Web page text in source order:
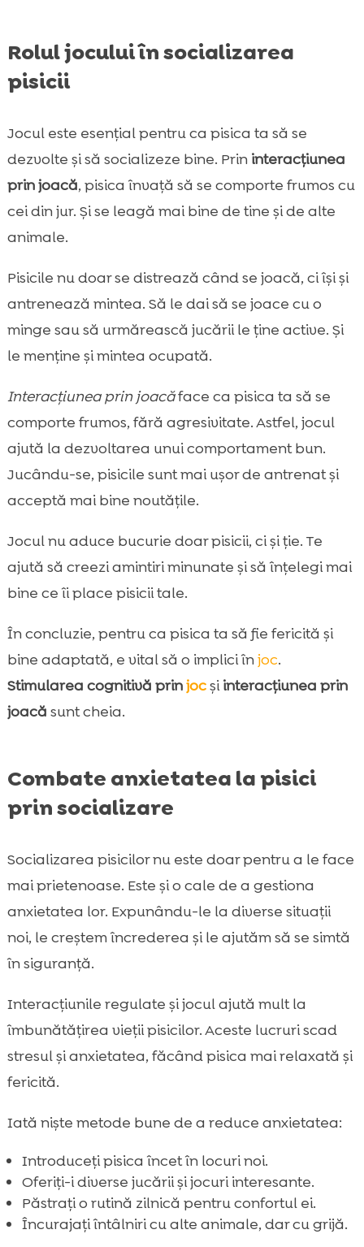
Rolul jocului în socializarea
pisicii
Jocul este esențial pentru ca pisica ta să se
dezvolte și să socializeze bine. Prin interacțiunea
prin joacă, pisica învață să se comporte frumos cu
cei din jur. Și se leagă mai bine de tine și de alte
animale.
Pisicile nu doar se distrează când se joacă, ci își și
antrenează mintea. Să le dai să se joace cu o
minge sau să urmărească jucării le ține active. Și
le menține și mintea ocupată.
Interacțiunea prin joacăface ca pisica ta să se
comporte frumos, fără agresivitate. Astfel, jocul
ajută la dezvoltarea unui comportament bun.
Jucându-se, pisicile sunt mai ușor de antrenat și
acceptă mai bine noutățile.
Jocul nu aduce bucurie doar pisicii, ci și ție. Te
ajută să creezi amintiri minunate și să înțelegi mai
bine ce îi place pisicii tale.
În concluzie, pentru ca pisica ta să fie fericită și
bine adaptată, e vital să o implici înjoc.
Stimularea cognitivă prinjocșiinteracțiunea prin
joacă sunt cheia.
Combate anxietatea la pisici
prin socializare
Socializarea pisicilor nu este doar pentru a le face
mai prietenoase. Este și o cale de a gestiona
anxietatea lor. Expunându-le la diverse situații
noi, le creștem încrederea și le ajutăm să se simtă
în siguranță.
Interacțiunile regulate și jocul ajută mult la
îmbunătățirea vieții pisicilor. Aceste lucruri scad
stresul și anxietatea, făcând pisica mai relaxată și
fericită.
Iată niște metode bune de a reduce anxietatea:
Introduceți pisica încet în locuri noi.
Oferiți-i diverse jucării și jocuri interesante.
Păstrați o rutină zilnică pentru confortul ei.
Încurajați întâlniri cu alte animale, dar cu grijă.